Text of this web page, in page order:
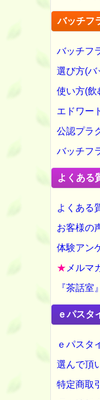
バッチフ
バッチフ
選び方(バ
使い方(飲
エドワー
公認プラ
バッチフ
よくある
よくある
お客様の
体験アン
★ メルマ
『茶話室』
ｅパスタ
ｅパスタ
選んで頂
特定商取